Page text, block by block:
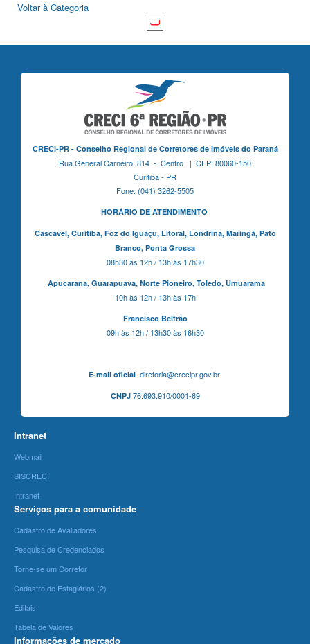
Voltar à Categoria
CRECI-PR - Conselho Regional de Corretores de Imóveis do Paraná
Rua General Carneiro, 814 - Centro | CEP: 80060-150
Curitiba - PR
Fone: (041) 3262-5505
HORÁRIO DE ATENDIMENTO
Cascavel, Curitiba,Foz do Iguaçu, Litoral, Londrina, Maringá, Pato
Branco, Ponta Grossa
08h30 às 12h / 13h às 17h30
Apucarana, Guarapuava, Norte Pioneiro, Toledo, Umuarama
10h às 12h / 13h às 17h
Francisco Beltrão
09h às 12h / 13h30 às 16h30
E-mail oficialdiretoria@crecipr.gov.br
CNPJ76.693.910/0001-69
Intranet
Webmail
SISCRECI
Intranet
Serviços para a comunidade
Cadastro de Avaliadores
Pesquisa de Credenciados
Torne-se um Corretor
Cadastro de Estagiários (2)
Editais
Tabela de Valores
Informações de mercado